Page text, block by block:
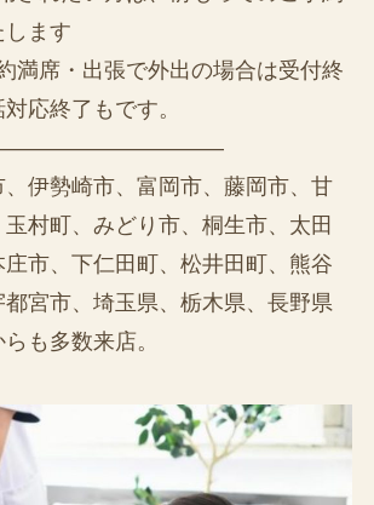
します
満席・出張で外出の場合は受付終
応終了もです。
伊勢崎市、富岡市、藤岡市、甘
村町、みどり市、桐生市、太田
市、下仁田町、松井田町、熊谷
宮市、埼玉県、栃木県、長野県
も多数来店。